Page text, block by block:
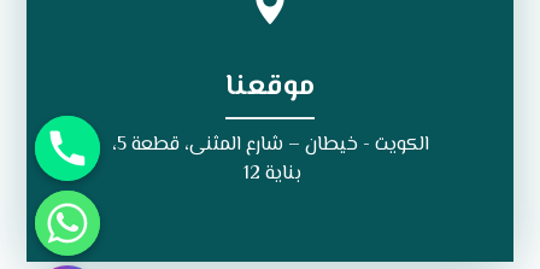
موقعنا
الكويت - خيطان – شارع المثنى، قطعة 5،
بناية 12